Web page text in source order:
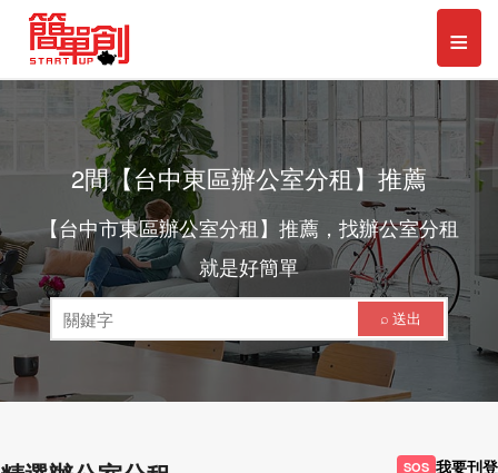
≡
2間【台中東區辦公室分租】推薦
【台中市東區辦公室分租】推薦，找辦公室分租
就是好簡單
⌕ 送出
SOS 我要刊登